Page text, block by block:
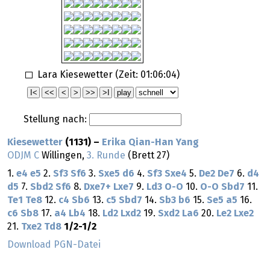
Lara Kiesewetter (Zeit: 01:06:04)
Stellung nach:
Kiesewetter (1131) – Erika Qian-Han Yang
ODJM C Willingen, 3. Runde (Brett 27)
1. e4 e5 2. Sf3 Sf6 3. Sxe5 d6 4. Sf3 Sxe4 5. De2 De7 6. d4
d5 7. Sbd2 Sf6 8. Dxe7+ Lxe7 9. Ld3 O-O 10. O-O Sbd7 11.
Te1 Te8 12. c4 Sb6 13. c5 Sbd7 14. Sb3 b6 15. Se5 a5 16.
c6 Sb8 17. a4 Lb4 18. Ld2 Lxd2 19. Sxd2 La6 20. Le2 Lxe2
21. Txe2 Td8 1/2-1/2
Download PGN-Datei